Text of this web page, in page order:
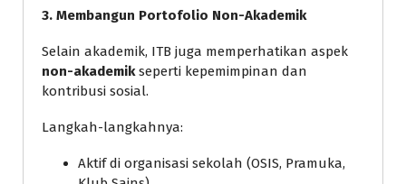
3. Membangun Portofolio Non-Akademik
Selain akademik, ITB juga memperhatikan aspek
non-akademikseperti kepemimpinan dan
kontribusi sosial.
Langkah-langkahnya:
Aktif di organisasi sekolah (OSIS, Pramuka,